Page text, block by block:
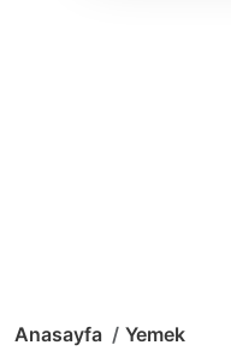
Anasayfa Yemek